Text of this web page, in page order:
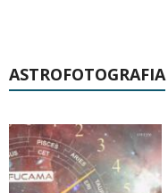
ASTROFOTOGRAFIA